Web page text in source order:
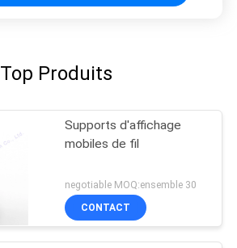
Top Produits
Supports d'affichage
mobiles de fil
negotiable MOQ:ensemble 30
CONTACT